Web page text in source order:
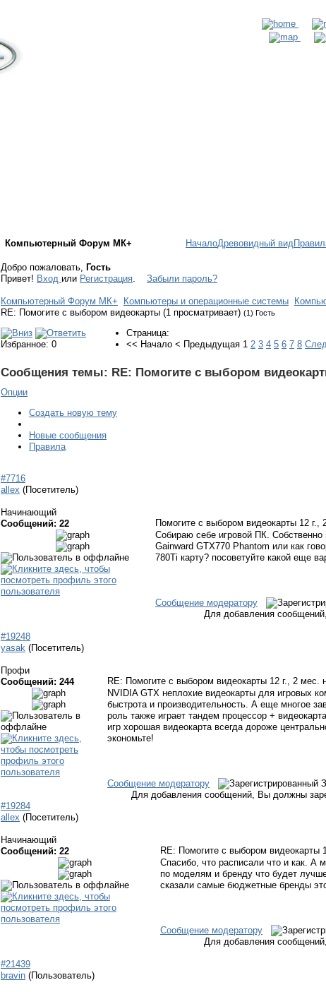
Компьютерный Форум МК+ НачалоДревовидный вид
Добро пожаловать, Гость
Привет! Вход или Регистрация. Забыли пароль?
Компьютерный Форум МК+ Компьютеры и операционные системы
RE: Помогите с выбором видеокарты (1 просматривает) (1) Гость
Избранное: 0
Страница:
<< Начало < Предыдущая 1 2 3 4 5 6 7 8
Сообщения темы: RE: Помогите с выбором
Опции
Создать новую тему
Новые сообщения
Правила
#7716
allex (Посетитель)
Начинающий
Сообщений: 22
Помогите с выбором видеокарты 12 г.,
Собираю себе игровой ПК. Собственно
Gainward GTX770 Phantom или как
780Ti карту? посоветуйте какой еще
Сообщение модератору
Для добавления
#19248
yasak (Посетитель)
Профи
Сообщений: 244
RE: Помогите с выбором видеокарты 12 г., 2 мес.
NVIDIA GTX неплохие видеокарты для игровых
быстрота и производительность. А еще многое
роль также играет тандем процессор +
игр хорошая видеокарта всегда дороже
экономьте!
Сообщение модератору
Для добавления сообщений, Вы должны
#19284
allex (Посетитель)
Начинающий
Сообщений: 22
RE: Помогите с выбором видеокарты
Спасибо, что расписали что и как. А
по моделям и бренду что будет
сказали самые бюджетные бренды
Сообщение модератору
Для добавления
#21439
bravin (Пользователь)